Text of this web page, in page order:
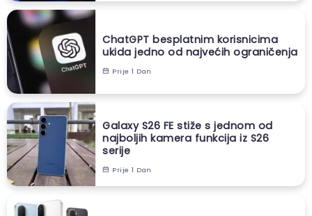
ChatGPT besplatnim korisnicima
ukida jedno od najvećih ograničenja
Prije 1 Dan
Galaxy S26 FE stiže s jednom od
najboljih kamera funkcija iz S26
serije
Prije 1 Dan